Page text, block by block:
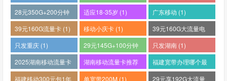
28元350G+200分钟
(1)
适应18-35岁 (1)
广东移动 (1)
39元160G流量卡 (1)
移动小庆卡 (1)
39元160G大流量电
话卡 (1)
只发重庆 (1)
29元145G+100分钟
(1)
只发湖南 (1)
2025湖南移动流量卡
哪个好 (1)
湖南移动流量卡推荐
(1)
福建宽带办理哪个最
便宜 (1)
福建移动300元包1年
单宽带200M (1)
29元享192G大流量